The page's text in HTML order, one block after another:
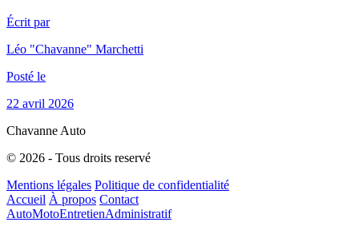
Écrit par
Léo "Chavanne" Marchetti
Posté le
22 avril 2026
Chavanne Auto
© 2026 - Tous droits reservé
Mentions légales Politique de confidentialité
Accueil À propos Contact
AutoMotoEntretienAdministratif